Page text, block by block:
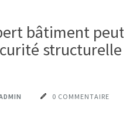
bâtiment peut-
structurelle
0 COMMENTAIRE